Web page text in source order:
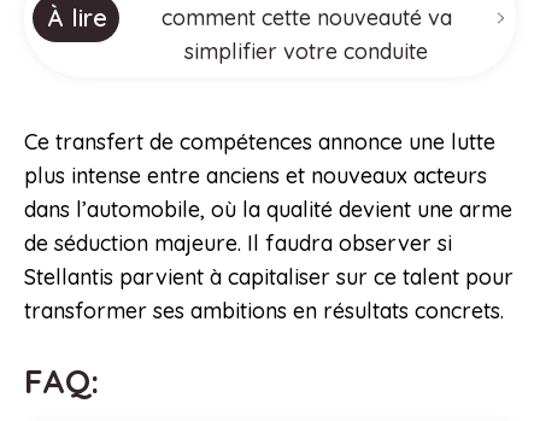
À lire
comment cette nouveauté va
simplifier votre conduite
Ce transfert de compétences annonce une lutte
plus intense entre anciens et nouveaux acteurs
dans l’automobile, où la qualité devient une arme
de séduction majeure. Il faudra observer si
Stellantis parvient à capitaliser sur ce talent pour
transformer ses ambitions en résultats concrets.
FAQ: